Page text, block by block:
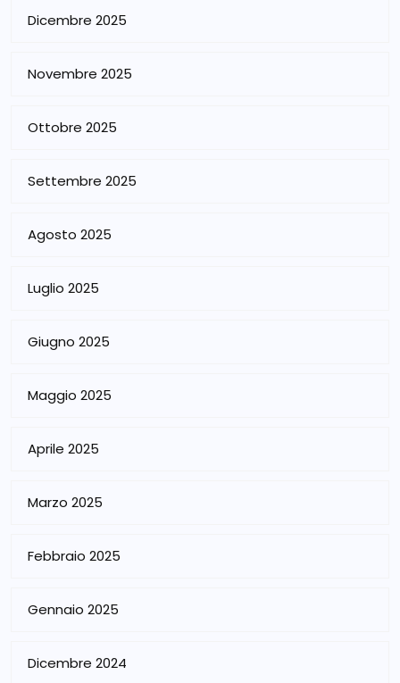
Dicembre 2025
Novembre 2025
Ottobre 2025
Settembre 2025
Agosto 2025
Luglio 2025
Giugno 2025
Maggio 2025
Aprile 2025
Marzo 2025
Febbraio 2025
Gennaio 2025
Dicembre 2024